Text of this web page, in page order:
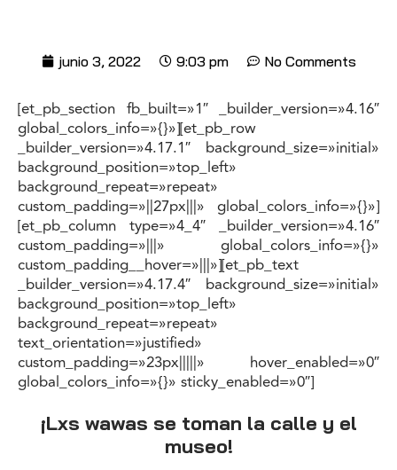
junio 3, 2022 9:03 pm No Comments
[et_pb_section fb_built=»1″ _builder_version=»4.16″
global_colors_info=»{}»][et_pb_row
_builder_version=»4.17.1″ background_size=»initial»
background_position=»top_left»
background_repeat=»repeat»
custom_padding=»||27px|||» global_colors_info=»{}»]
[et_pb_column type=»4_4″ _builder_version=»4.16″
custom_padding=»|||» global_colors_info=»{}»
custom_padding__hover=»|||»][et_pb_text
_builder_version=»4.17.4″ background_size=»initial»
background_position=»top_left»
background_repeat=»repeat»
text_orientation=»justified»
custom_padding=»23px|||||» hover_enabled=»0″
global_colors_info=»{}» sticky_enabled=»0″]
¡Lxs wawas se toman la calle y el
museo!